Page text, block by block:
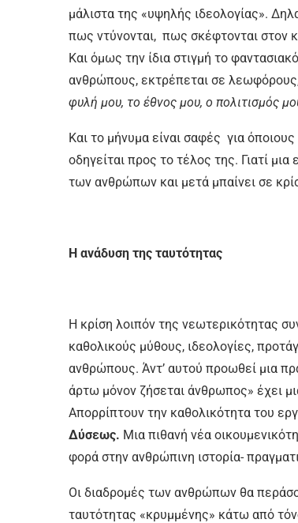
μάλιστα της «υψηλής ιδεολογίας».
πως ντύνονται, πως σκέφτονται στον
Και όμως την ίδια στιγμή το
ανθρώπους, εκτρέπεται σε
φυλή μου, το έθνος μου, ο πολιτισμός
Και το μήνυμα είναι σαφές για
οδηγείται προς το τέλος της. Γιατί
των ανθρώπων και μετά μπαίνει σε
Η ανάδυση της ταυτότητας
Η κρίση λοιπόν της νεωτερικότητας
καθολικούς μύθους, ιδεολογίες,
ανθρώπους. Άντ’ αυτού προωθεί μια
άρτω μόνον ζήσεται άνθρωπος» έχει
Απορρίπτουν την καθολικότητα του
Δύσεως. Μια πιθανή νέα
φορά στην ανθρώπινη ιστορία-
Οι διαδρομές των ανθρώπων θα
ταυτότητας «κρυμμένης» κάτω από